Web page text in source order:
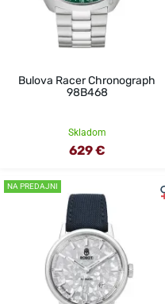
Bulova Racer Chronograph
98B468
Skladom
629 €
NA PREDAJNI